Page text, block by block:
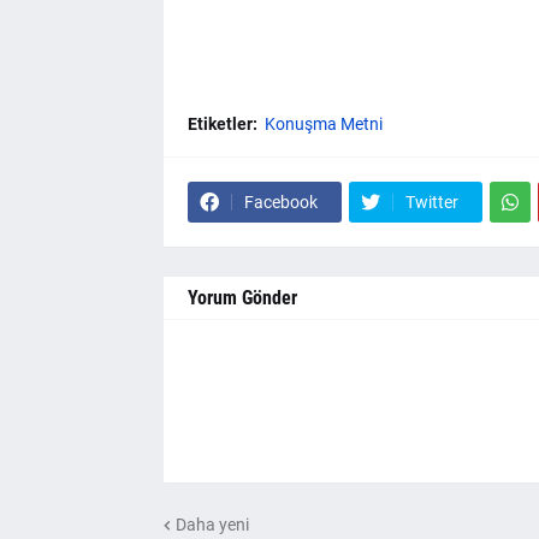
Etiketler: Konuşma Metni
Facebook Twitter
Yorum Gönder
Daha yeni